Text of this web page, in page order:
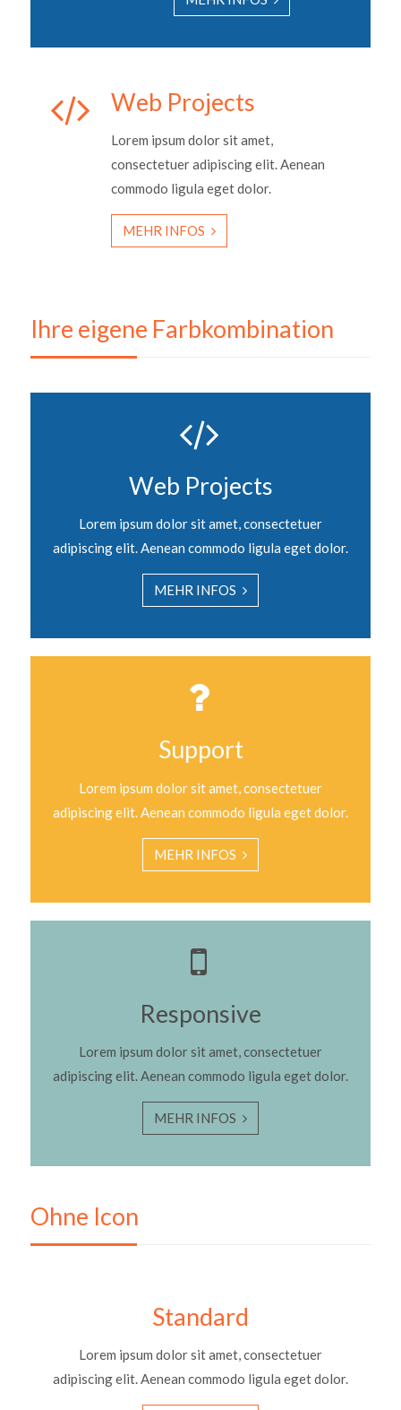
Web Projects
Lorem ipsum dolor sit amet,
consectetuer adipiscing elit. Aenean
commodo ligula eget dolor.
MEHR INFOS
Ihre eigene Farbkombination
Web Projects
Lorem ipsum dolor sit amet, consectetuer
adipiscing elit. Aenean commodo ligula eget dolor.
MEHR INFOS
Support
Lorem ipsum dolor sit amet, consectetuer
adipiscing elit. Aenean commodo ligula eget dolor.
MEHR INFOS
Responsive
Lorem ipsum dolor sit amet, consectetuer
adipiscing elit. Aenean commodo ligula eget dolor.
MEHR INFOS
Ohne Icon
Standard
Lorem ipsum dolor sit amet, consectetuer
adipiscing elit. Aenean commodo ligula eget dolor.